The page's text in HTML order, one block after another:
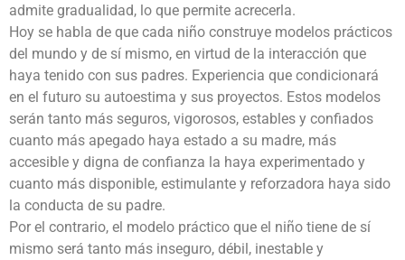
admite gradualidad, lo que permite acrecerla.
Hoy se habla de que cada niño construye modelos prácticos
del mundo y de sí mismo, en virtud de la interacción que
haya tenido con sus padres. Experiencia que condicionará
en el futuro su autoestima y sus proyectos. Estos modelos
serán tanto más seguros, vigorosos, estables y confiados
cuanto más apegado haya estado a su madre, más
accesible y digna de confianza la haya experimentado y
cuanto más disponible, estimulante y reforzadora haya sido
la conducta de su padre.
Por el contrario, el modelo práctico que el niño tiene de sí
mismo será tanto más inseguro, débil, inestable y